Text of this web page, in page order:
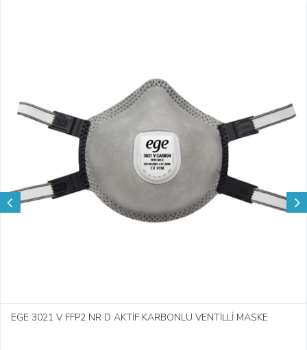
EGE 3021 V FFP2 NR D AKTİF KARBONLU VENTİLLİ MASKE